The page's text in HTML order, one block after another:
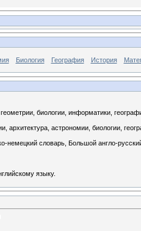
Биология География История
биологии, информатики,
архитектура, астрономии, биологии,
немецкий словарь, Большой англо-
языку.